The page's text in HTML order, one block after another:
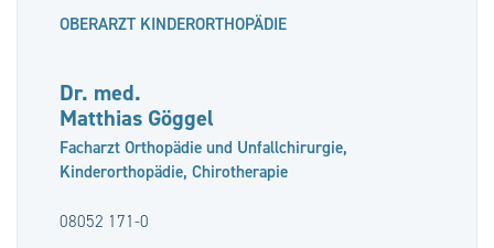
OBERARZT KINDERORTHOPÄDIE
Dr. med.
Matthias Göggel
Facharzt Orthopädie und Unfallchirurgie,
Kinderorthopädie, Chirotherapie
08052 171-0